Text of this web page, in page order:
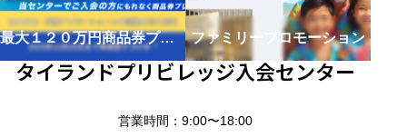
最大１２０万円商品券プレゼント ファミリープロモーション
タイランドプリビレッジ入会センター
営業時間：9:00〜18:00